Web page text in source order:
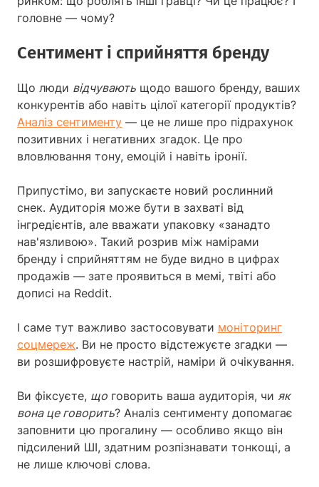
головне — чому?
Сентимент і сприйняття бренду
Що люди відчувають щодо вашого бренду, ваших
конкурентів або навіть цілої категорії продуктів?
Аналіз сентименту — це не лише про підрахунок
позитивних і негативних згадок. Це про
вловлювання тону, емоцій і навіть іронії.
Припустімо, ви запускаєте новий рослинний
снек. Аудиторія може бути в захваті від
інгредієнтів, але вважати упаковку «занадто
нав'язливою». Такий розрив між намірами
бренду і сприйняттям не буде видно в цифрах
продажів — зате проявиться в мемі, твіті або
дописі на Reddit.
І саме тут важливо застосовувати моніторинг
соцмереж. Ви не просто відстежуєте згадки —
ви розшифровуєте настрій, наміри й очікування.
Ви фіксуєте, що говорить ваша аудиторія, чи як
вона це говорить? Аналіз сентименту допомагає
заповнити цю прогалину — особливо якщо він
підсилений ШІ, здатним розпізнавати тонкощі, а
не лише ключові слова.